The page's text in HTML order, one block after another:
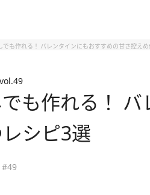
でも作れる！ バレンタインにもおすすめの甘さ控え
vol.49
も作れる！
シピ3選
#49